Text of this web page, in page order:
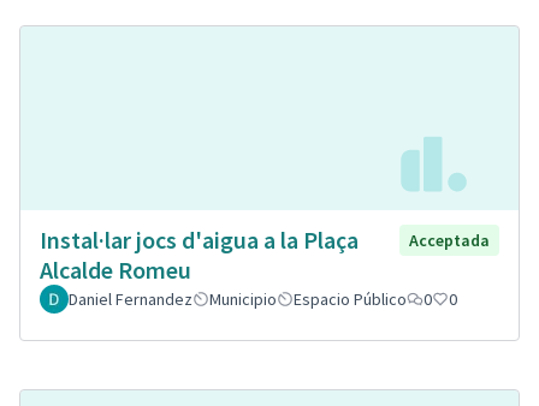
Instal·lar jocs d'aigua a la Plaça
Alcalde Romeu
Acceptada
Daniel Fernandez Municipio Espacio Público 0 0